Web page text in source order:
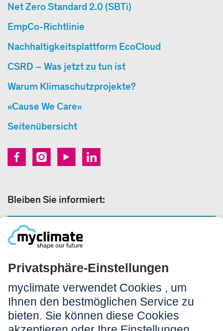
Net Zero Standard 2.0 (SBTi)
EmpCo-Richtlinie
Nachhaltigkeitsplattform EcoCloud
CSRD – Was jetzt zu tun ist
Warum Klimaschutzprojekte?
«Cause We Care»
Seitenübersicht
Bleiben Sie informiert:
Rechtliches:
Impressum
Nutzungshinweis